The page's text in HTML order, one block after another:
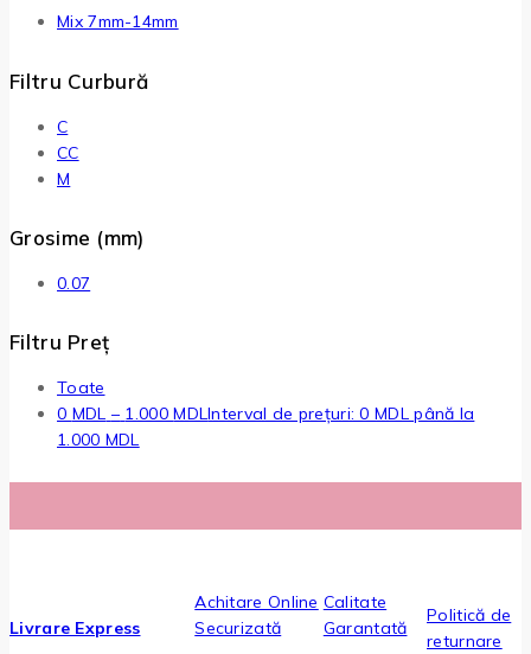
Mix 7mm-14mm
Filtru Curbură
C
CC
M
Grosime (mm)
0.07
Filtru Preț
Toate
0 MDL – 1.000MDLInterval de prețuri: 0 MDL până la
1.000 MDL
Livrare Express
Achitare Online
Securizată
Calitate
Garantată
Politică de
returnare